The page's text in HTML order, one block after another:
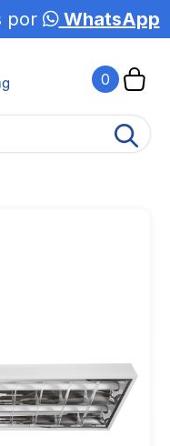
por WhatsApp
0